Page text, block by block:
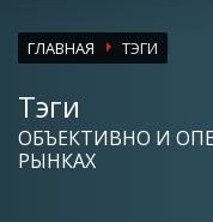
ГЛАВНАЯ ТЭГИ
Тэги
ОБЪЕКТИВНО И
РЫНКАХ